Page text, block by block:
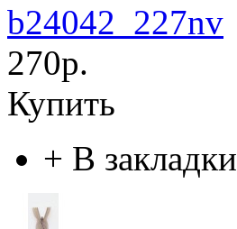
b24042_227nv
270р.
Купить
+ В закладки